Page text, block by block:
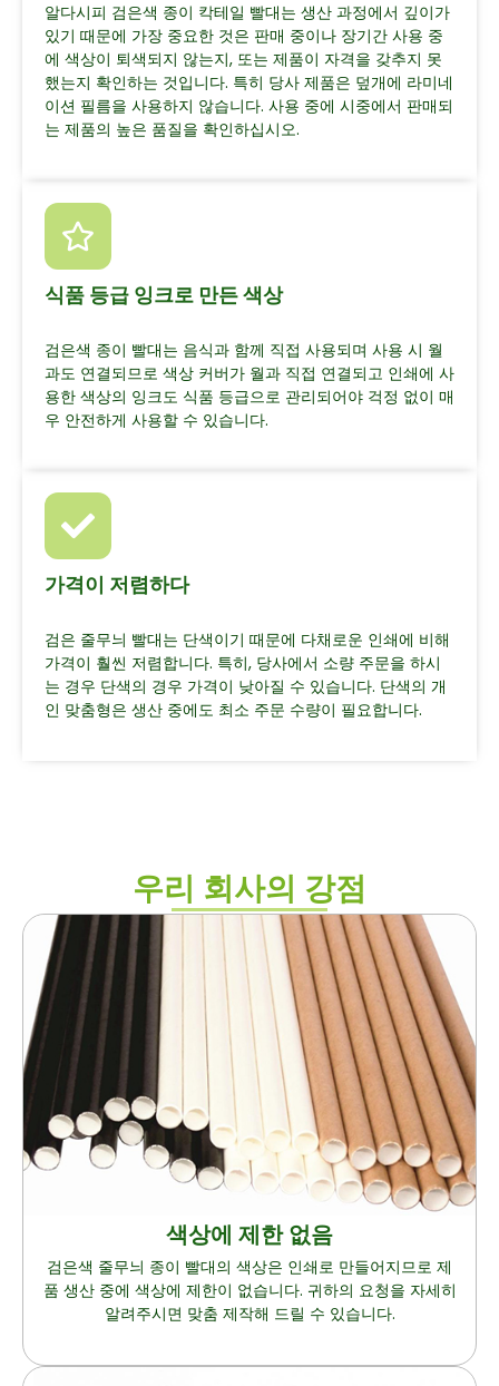
알다시피 검은색 종이 칵테일 빨대는 생산 과정에서 깊이가
있기 때문에 가장 중요한 것은 판매 중이나 장기간 사용 중
에 색상이 퇴색되지 않는지, 또는 제품이 자격을 갖추지 못
했는지 확인하는 것입니다. 특히 당사 제품은 덮개에 라미네
이션 필름을 사용하지 않습니다. 사용 중에 시중에서 판매되
는 제품의 높은 품질을 확인하십시오.
식품 등급 잉크로 만든 색상
검은색 종이 빨대는 음식과 함께 직접 사용되며 사용 시 월
과도 연결되므로 색상 커버가 월과 직접 연결되고 인쇄에 사
용한 색상의 잉크도 식품 등급으로 관리되어야 걱정 없이 매
우 안전하게 사용할 수 있습니다.
가격이 저렴하다
검은 줄무늬 빨대는 단색이기 때문에 다채로운 인쇄에 비해
가격이 훨씬 저렴합니다. 특히, 당사에서 소량 주문을 하시
는 경우 단색의 경우 가격이 낮아질 수 있습니다. 단색의 개
인 맞춤형은 생산 중에도 최소 주문 수량이 필요합니다.
우리 회사의 강점
색상에 제한 없음
검은색 줄무늬 종이 빨대의 색상은 인쇄로 만들어지므로 제
품 생산 중에 색상에 제한이 없습니다. 귀하의 요청을 자세히
알려주시면 맞춤 제작해 드릴 수 있습니다.